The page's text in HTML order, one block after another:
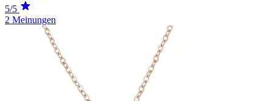
5/5
2 Meinungen